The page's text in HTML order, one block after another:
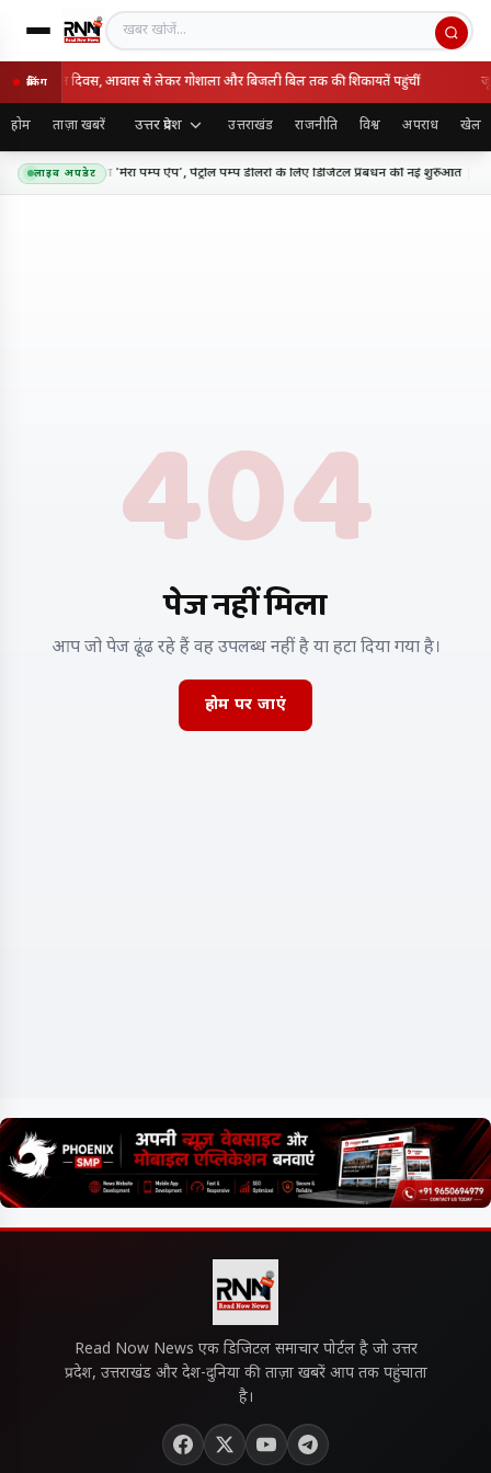
खबर खोजें
ब्रेकिंग
समाधान दिवस, आवास से लेकर गोशाला और बिजली बिल तक की शिकायतें पहुंचीं
होम ताज़ा खबरें उत्तर प्रदेश उत्तराखंड राजनीति विश्व अपराध खेल
लाइव अपडेट
मौर्य ने लॉन्च किया ‘मेरा पम्प ऐप’, पेट्रोल पम्प डीलरों के लिए डिजिटल प्रबंधन की नई शुरुआत
404
पेज नहीं मिला
आप जो पेज ढूंढ रहे हैं वह उपलब्ध नहीं है या हटा दिया गया है।
होम पर जाएं
Read Now News एक डिजिटल समाचार पोर्टल है जो उत्तर
प्रदेश, उत्तराखंड और देश-दुनिया की ताज़ा खबरें आप तक पहुंचाता
है।